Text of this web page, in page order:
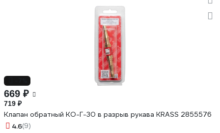
669 ₽
719 ₽
Клапан обратный КО-Г-30 в разрыв рукава KRASS 2855576
4.6(9)